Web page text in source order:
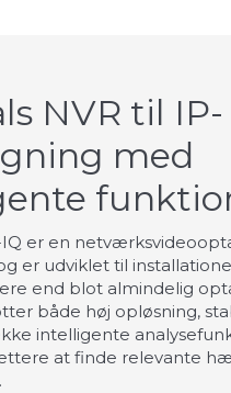
NVR til IP-
med
IQ er en
er udviklet til
end blot almindelig
både høj opløsning,
intelligente
at finde relevante